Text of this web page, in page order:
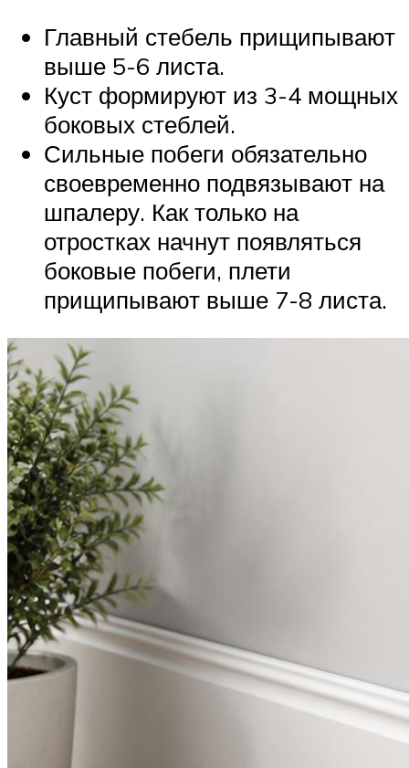
Главный стебель прищипывают
выше 5-6 листа.
Куст формируют из 3-4 мощных
боковых стеблей.
Сильные побеги обязательно
своевременно подвязывают на
шпалеру. Как только на
отростках начнут появляться
боковые побеги, плети
прищипывают выше 7-8 листа.